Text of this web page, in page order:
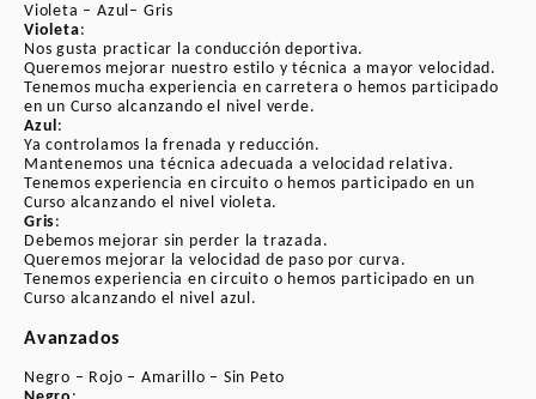
conducción válido en la UE.
Equipamiento homologado: casco
integral o modular, botas, guantes y
mono de cuero (no se admite cordura,
kevlar o similar).
Moto propia de mínimo 500 c.c. con
combustible para 160–200 km.
Nivel mínimo: cambio y reducción de
marchas.
Respetar en todo momento banderas e
No tener problemas médicos que
Violeta – Azul– Gris
Violeta:
Nos gusta practicar la conducción deportiva.
Queremos mejorar nuestro estilo y técnica a mayor velocidad.
Tenemos mucha experiencia en carretera o hemos participado
en un Curso alcanzando el nivel verde.
Azul :
Ya controlamos la frenada y reducción.
Mantenemos una técnica adecuada a velocidad relativa.
Tenemos experiencia en circuito o hemos participado en un
Curso alcanzando el nivel violeta.
Gris:
Debemos mejorar sin perder la trazada.
Queremos mejorar la velocidad de paso por curva.
Tenemos experiencia en circuito o hemos participado en un
Curso alcanzando el nivel azul.
Avanzados
Negro – Rojo – Amarillo – Sin Peto